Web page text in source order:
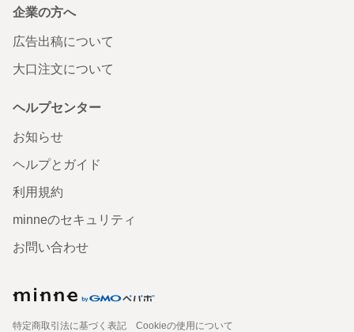
企業の方へ
広告出稿について
大口注文について
ヘルプセンター
お知らせ
ヘルプとガイド
利用規約
minneのセキュリティ
お問い合わせ
特定商取引法に基づく表記
Cookieの使用について